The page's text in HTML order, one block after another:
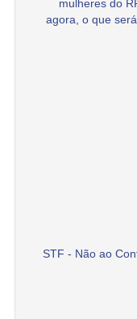
mulheres do
agora, o que
STF - Não ao